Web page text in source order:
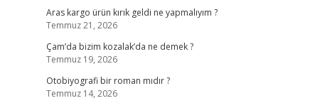
Aras kargo ürün kırık geldi ne yapmalıyım ?
Temmuz 21, 2026
Çam’da bizim kozalak’da ne demek ?
Temmuz 19, 2026
Otobiyografi bir roman mıdır ?
Temmuz 14, 2026